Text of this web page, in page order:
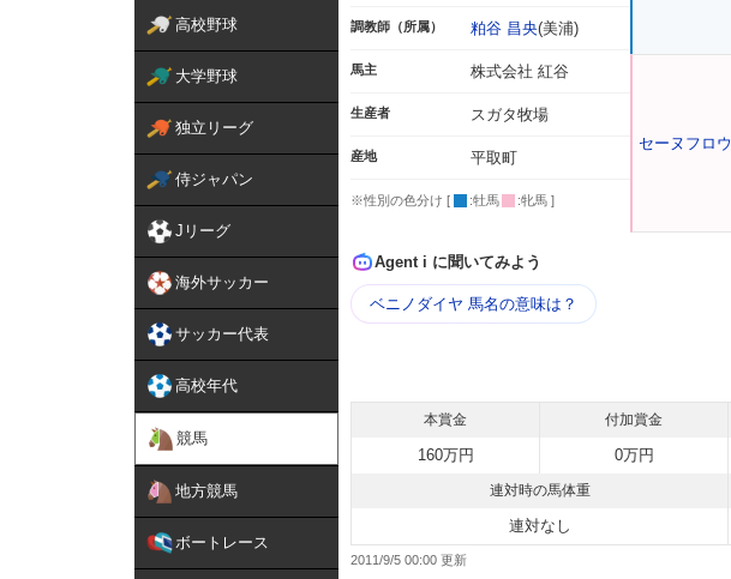
高校野球
大学野球
独立リーグ
侍ジャパン
Jリーグ
海外サッカー
サッカー代表
高校年代
競馬
地方競馬
ボートレース
調教師（所属） 粕谷 昌央(美浦)
馬主 株式会社 紅谷
生産者 スガタ牧場
産地 平取町
※性別の色分け [ :牡馬 :牝馬 ]
セーヌフロウ
Agent i に聞いてみよう
ベニノダイヤ 馬名の意味は？
本賞金 付加賞金
160万円 0万円
連対時の馬体重
連対なし
2011/9/5 00:00